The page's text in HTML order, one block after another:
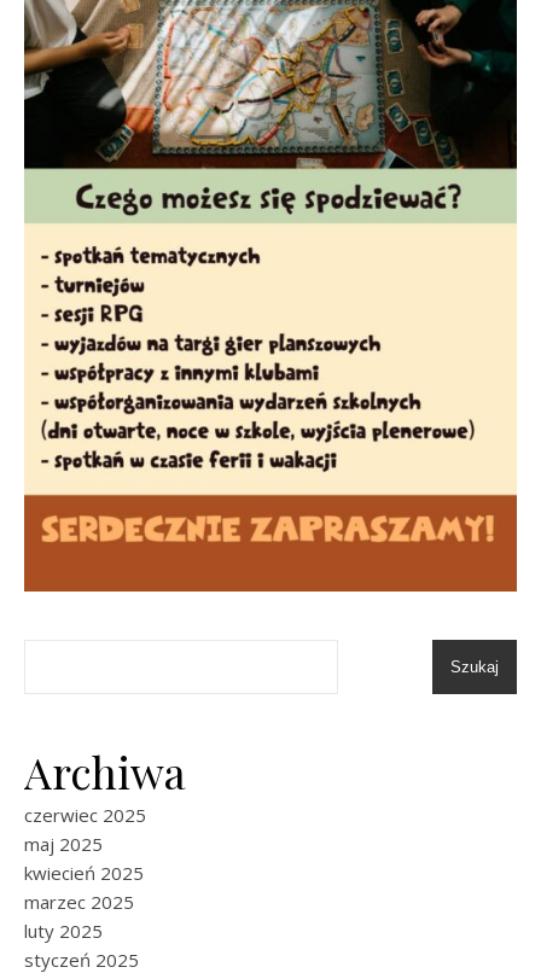
Szukaj
Archiwa
czerwiec 2025
maj 2025
kwiecień 2025
marzec 2025
luty 2025
styczeń 2025